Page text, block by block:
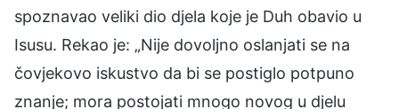
spoznavao veliki dio djela koje je Duh obavio u
Isusu. Rekao je: „Nije dovoljno oslanjati se na
čovjekovo iskustvo da bi se postiglo potpuno
znanje; mora postojati mnogo novog u djelu